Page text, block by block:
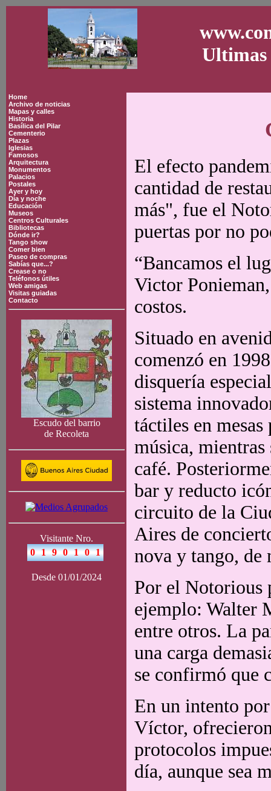
Ultimas
Home
Archivo de noticias
Mapas y calles
Historia
Basílica del Pilar
Cementerio
Plazas
Iglesias
Famosos
Arquitectura
Monumentos
Palacios
Postales
Ayer y hoy
Día y noche
Educación
Museos
Centros Culturales
Bibliotecas
Dónde ir?
Tango show
Comer bien
Paseo de compras
Sabías que...?
Crease o no
Teléfonos útiles
Web amigas
Visitas guiadas
Contacto
Escudo del barrio
de Recoleta
Visitante Nro.
Desde 01/01/2024
El efecto
cantidad de
más", fue el
puertas por no
“Bancamos el
Victor
costos.
Situado en
comenzó en
disquería
sistema
táctiles en mesas
música, mientras
café.
bar y reducto
circuito de la
Aires de
nova y tango, de
Por el Notorious
ejemplo: Walter
entre otros. La
una carga
se confirmó que
En un intento
Víctor,
protocolos
día, aunque sea